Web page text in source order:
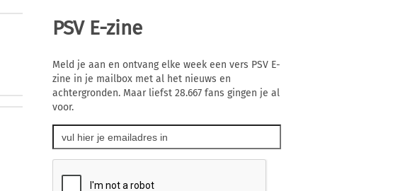
PSV E-zine
Meld je aan en ontvang elke week een vers PSV E-
zine in je mailbox met al het nieuws en
achtergronden. Maar liefst 28.667 fans gingen je al
voor.